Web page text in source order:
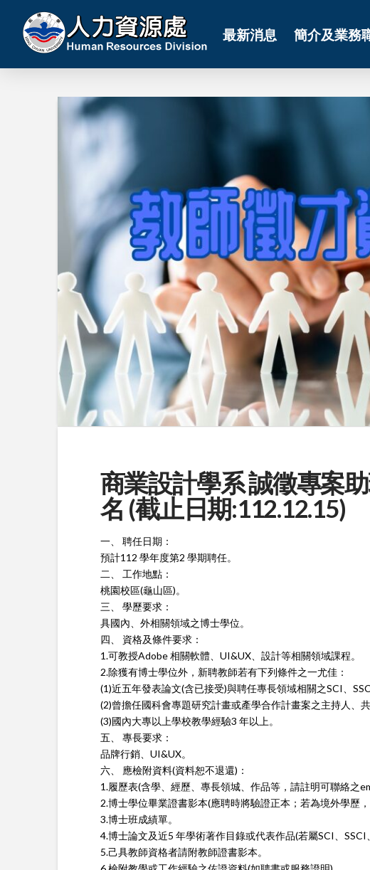
最新消息 簡介及業務
商業設計學系 誠徵專案
名 (截止日期:112.12.15)
一、 聘任日期：
預計112 學年度第2 學期聘任。
二、 工作地點：
桃園校區(龜山區)。
三、 學歷要求：
具國內、外相關領域之博士學位。
四、 資格及條件要求：
1.可教授Adobe 相關軟體、UI&UX、設計等相關領域課程。
2.除獲有博士學位外，新聘教師若有下列條件之一尤佳：
(1)近五年發表論文(含已接受)與聘任專長領域相關之SCI、
(2)曾擔任國科會專題研究計畫或產學合作計畫案之主持人、
(3)國內大專以上學校教學經驗3 年以上。
五、 專長要求：
品牌行銷、UI&UX。
六、 應檢附資料(資料恕不退還)：
1.履歷表(含學、經歷、專長領城、作品等，請註明可聯絡之
2.博士學位畢業證書影本(應聘時將驗證正本；若為境外學歷
3.博士班成績單。
4.博士論文及近5 年學術著作目錄或代表作品(若屬SCI、SSCI、
5.己具教師資格者請附教師證書影本。